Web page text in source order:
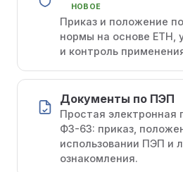
НОВОЕ
Приказ и положение
нормы на основе ЕТН,
и контроль
Документы по ПЭП
Простая электронная
ФЗ-63: приказ,
использовании ПЭП и
ознакомления.